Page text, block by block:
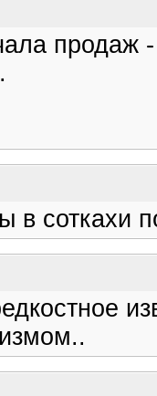
продаж -
в соткахи